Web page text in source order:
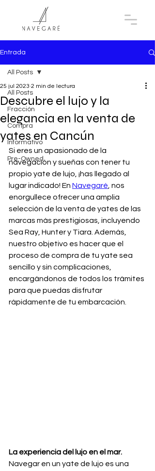
Entrada
All Posts
Fracción
Compra
Informativo
Pre-Owned
All Posts
Descubre el lujo y la
elegancia en la venta de
yates en Cancún
25 jul 2023 2 min de lectura
Si eres un apasionado de la
navegación y sueñas con tener tu
propio yate de lujo, ¡has llegado al
lugar indicado! En Navegaré , nos
enorgullece ofrecer una amplia
selección de la venta de yates de las
marcas más prestigiosas, incluyendo
Sea Ray, Hunter y Tiara. Además,
nuestro objetivo es hacer que el
proceso de compra de tu yate sea
sencillo y sin complicaciones,
encargándonos de todos los trámites
para que puedas disfrutar
rápidamente de tu embarcación.
La experiencia del lujo en el mar.
Navegar en un yate de lujo es una